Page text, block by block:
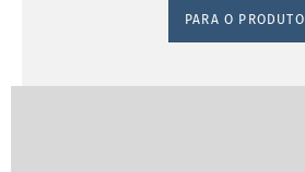
PARA O PRODUTO